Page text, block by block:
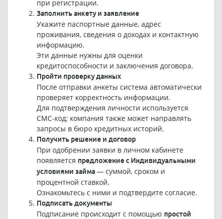
при регистрации.
Заполнить анкету и заявление
Укажите паспортные данные, адрес
проживания, сведения о доходах и контактную
информацию.
Эти данные нужны для оценки
кредитоспособности и заключения договора.
Пройти проверку данных
После отправки анкеты система автоматически
проверяет корректность информации.
Для подтверждения личности используется
СМС-код; компания также может направлять
запросы в бюро кредитных историй.
Получить решение и договор
При одобрении заявки в личном кабинете
появляется предложение с Индивидуальными
условиями займа— суммой, сроком и
процентной ставкой.
Ознакомьтесь с ними и подтвердите согласие.
Подписать документы
Подписание происходит с помощью простой